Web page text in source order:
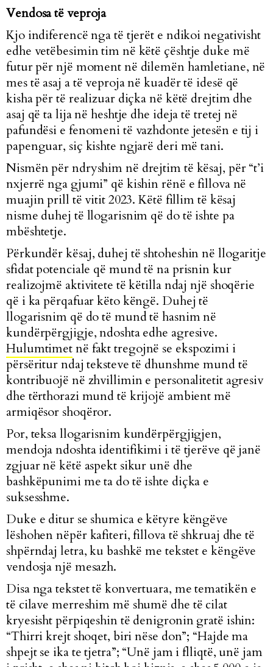
Vendosa të veproja
Kjo indiferencë nga të tjerët e ndikoi negativisht
edhe vetëbesimin tim në këtë çështje duke më
futur për një moment në dilemën hamletiane, në
mes të asaj a të veproja në kuadër të idesë që
kisha për të realizuar diçka në këtë drejtim dhe
asaj që ta lija në heshtje dhe ideja të tretej në
pafundësi e fenomeni të vazhdonte jetesën e tij i
papenguar, siç kishte ngjarë deri më tani.
Nismën për ndryshim në drejtim të kësaj, për “t’i
nxjerrë nga gjumi” që kishin rënë e fillova në
muajin prill të vitit 2023. Këtë fillim të kësaj
nisme duhej të llogarisnim që do të ishte pa
mbështetje.
Përkundër kësaj, duhej të shtoheshin në llogaritje
sfidat potenciale që mund të na prisnin kur
realizojmë aktivitete të këtilla ndaj një shoqërie
që i ka përqafuar këto këngë. Duhej të
llogarisnim që do të mund të hasnim në
kundërpërgjigje, ndoshta edhe agresive.
Hulumtimetnë fakt tregojnë se ekspozimi i
përsëritur ndaj teksteve të dhunshme mund të
kontribuojë në zhvillimin e personalitetit agresiv
dhe tërthorazi mund të krijojë ambient më
armiqësor shoqëror.
Por, teksa llogarisnim kundërpërgjigjen,
mendoja ndoshta identifikimi i të tjerëve që janë
zgjuar në këtë aspekt sikur unë dhe
bashkëpunimi me ta do të ishte diçka e
suksesshme.
Duke e ditur se shumica e këtyre këngëve
lëshohen nëpër kafiteri, fillova të shkruaj dhe të
shpërndaj letra, ku bashkë me tekstet e këngëve
vendosja një mesazh.
Disa nga tekstet të konvertuara, me tematikën e
të cilave merreshim më shumë dhe të cilat
kryesisht përpiqeshin të denigronin gratë ishin:
“Thirri krejt shoqet, biri nëse don”; “Hajde ma
shpejt se ika te tjetra”; “Unë jam i flliqtë, unë jam